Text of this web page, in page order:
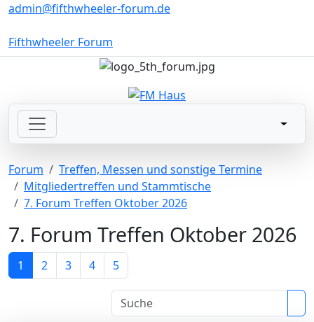
admin@fifthwheeler-forum.de
Fifthwheeler Forum
Forum
Treffen, Messen und sonstige Termine
Mitgliedertreffen und Stammtische
7. Forum Treffen Oktober 2026
7. Forum Treffen Oktober 2026
1 2 3 4 5